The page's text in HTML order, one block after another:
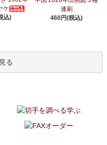
ケ
込)
連刷
460円(税込)
る